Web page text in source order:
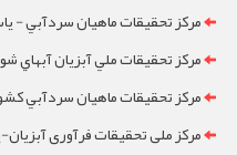
مرکز تحقيقات ماهيان سردآبي -
مرکز تحقيقات ملي آبزيان آبهاي
مرکز تحقيقات ماهيان سردآبي
مرکز ملی تحقیقات فرآوری